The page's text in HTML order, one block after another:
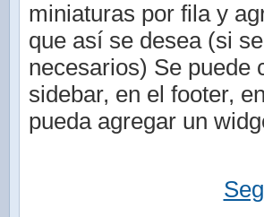
miniaturas por fila y
que así se desea (si
necesarios) Se puede
sidebar, en el footer,
pueda agregar un